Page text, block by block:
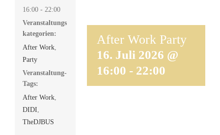
After Work Party
16. Juli 2026 @
16:00 - 22:00
16:00 - 22:00
Veranstaltungs
kategorien:
After Work,
Party
Veranstaltung-
Tags:
After Work,
DIDI
TheDJBUS